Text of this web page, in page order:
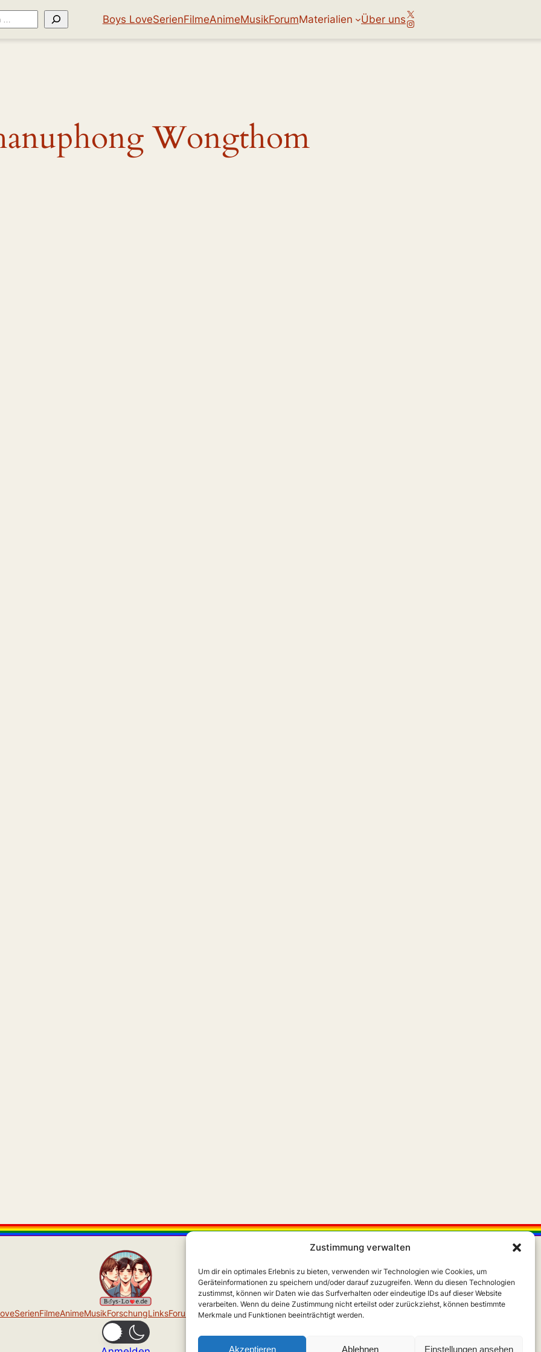
Zustimmung verwalten
Um dir ein optimales Erlebnis zu bieten, verwenden wir Technologien wie Cookies, um
Geräteinformationen zu speichern und/oder darauf zuzugreifen. Wenn du diesen Technologien
zustimmst, können wir Daten wie das Surfverhalten oder eindeutige IDs auf dieser Website
verarbeiten. Wenn du deine Zustimmung nicht erteilst oder zurückziehst, können bestimmte
Merkmale und Funktionen beeinträchtigt werden.
Akzeptieren Ablehnen Einstellungen ansehen
Boys LoveSerienFilmeAnimeMusikForumMaterialien Über unsX
Instagram
Wongthom
SerienFilmeAnimeMusikForschungLinksForum Über unsImpressumX Instagram